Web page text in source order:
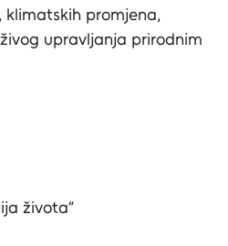
klimatskih promjena,
upravljanja prirodnim
života“